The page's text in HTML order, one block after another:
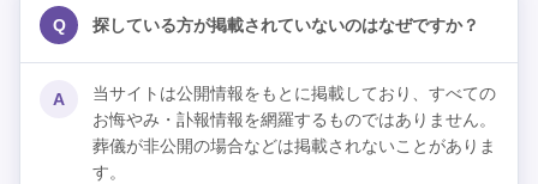
Q 探している方が掲載されていないのはなぜですか？
A
当サイトは公開情報をもとに掲載しており、すべての
お悔やみ・訃報情報を網羅するものではありません。
葬儀が非公開の場合などは掲載されないことがありま
す。